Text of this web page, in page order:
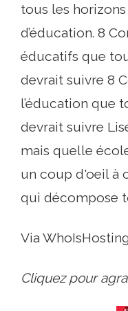
tous les
d’éducation. 8
éducatifs que
devrait suivre 8
l’éducation que
devrait suivre
mais quelle
un coup d'oeil à
qui décompose
Via
Cliquez pour